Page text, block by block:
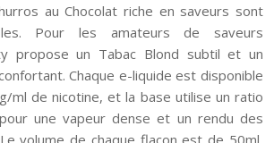
au Chocolat riche en saveurs sont
Pour les amateurs de saveurs
propose un Tabac Blond subtil et un
Chaque e-liquide est disponible
ml de nicotine, et la base utilise un ratio
une vapeur dense et un rendu des